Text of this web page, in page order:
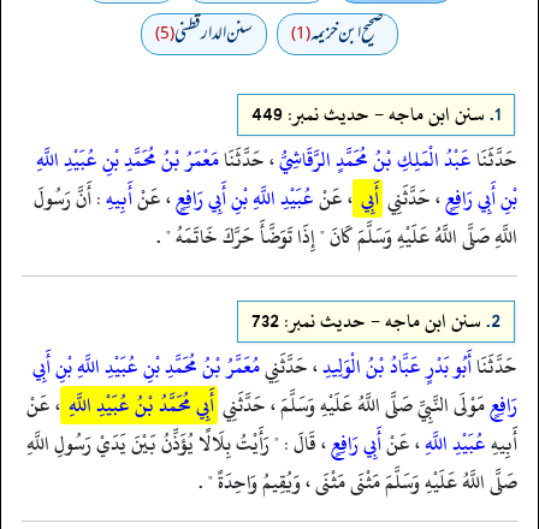
صحيح ابن خزيمه(1) سنن الدارقطني(5)
1. سنن ابن ماجه - حدیث نمبر: 449
حَدَّثَنَاعَبْدُ الْمَلِكِ بْنُ مُحَمَّدٍ الرَّقَاشِيُّ، حَدَّثَنَامَعْمَرُ بْنُ مُحَمَّدِ بْنِ عُبَيْدِ اللَّهِ
بْنِ أَبِي رَافِعٍ، حَدَّثَنِي أَبِي ، عَنْعُبَيْدِ اللَّهِ بْنِ أَبِي رَافِعٍ، عَنْأَبِيهِ: أَنَّ رَسُولَ
اللَّهِ صَلَّى اللَّهُ عَلَيْهِ وَسَلَّمَ كَانَ " إِذَا تَوَضَّأَ حَرَّكَ خَاتَمَهُ " .
2. سنن ابن ماجه - حدیث نمبر: 732
حَدَّثَنَاأَبُو بَدْرٍ عَبَّادُ بْنُ الْوَلِيدِ، حَدَّثَنِيمُعَمَّرُ بْنُ مُحَمَّدِ بْنِ عُبَيْدِ اللَّهِ بْنِ أَبِي
رَافِعٍمَوْلَى النَّبِيِّ صَلَّى اللَّهُ عَلَيْهِ وَسَلَّمَ ، حَدَّثَنِي أَبِي مُحَمَّدُ بْنُ عُبَيْدِ اللَّهِ ، عَنْ
أَبِيهِعُبَيْدِ اللَّهِ، عَنْأَبِي رَافِعٍ، قَالَ : " رَأَيْتُ بِلَالًا يُؤَذِّنُ بَيْنَ يَدَيْ رَسُولِ اللَّهِ
صَلَّى اللَّهُ عَلَيْهِ وَسَلَّمَ مَثْنَى مَثْنَى ، وَيُقِيمُ وَاحِدَةً " .